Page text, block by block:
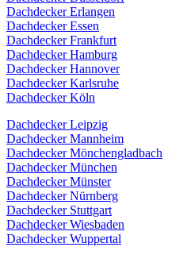
Dachdecker Erlangen
Dachdecker Essen
Dachdecker Frankfurt
Dachdecker Hamburg
Dachdecker Hannover
Dachdecker Karlsruhe
Dachdecker Köln
Dachdecker Leipzig
Dachdecker Mannheim
Dachdecker Mönchengladbach
Dachdecker München
Dachdecker Münster
Dachdecker Nürnberg
Dachdecker Stuttgart
Dachdecker Wiesbaden
Dachdecker Wuppertal